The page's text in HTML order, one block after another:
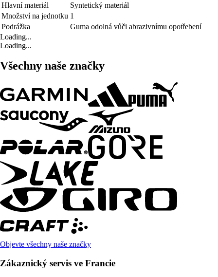
Hlavní materiál
Syntetický materiál
Množství na jednotku 1
Podrážka
Guma odolná vůči abrazivnímu opotřebení
Loading...
Loading...
Všechny naše značky
Objevte všechny naše značky
Zákaznický servis ve Francie